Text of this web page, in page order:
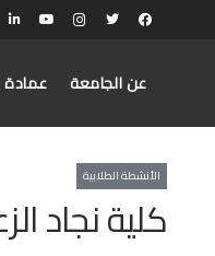
عن الجامعة عمادة
الأنشطة الطلابية
كلية نجاد